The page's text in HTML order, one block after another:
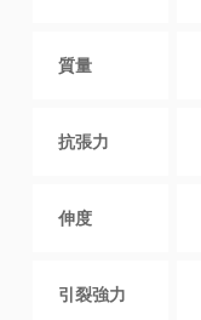
質量
抗張力
伸度
引裂強力